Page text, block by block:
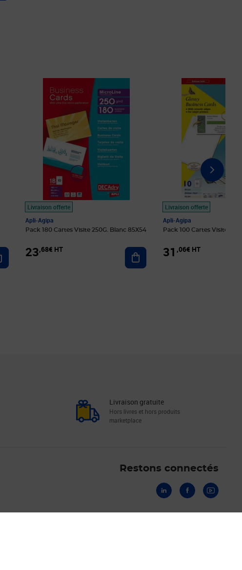
Ajouter au panier
Livraison offerte
Apli-Agipa
Pack 180 Cartes Visite 250G. Blanc 85X54
23,68€ HT Ajouter au panier
Livraison offerte
Apli-Agipa
Pack 100 Cartes Visite
31 ,06€ HT
Prix 31,06€ HT
Livraison gratuite
Hors livres et hors produits
marketplace
Restons connectés